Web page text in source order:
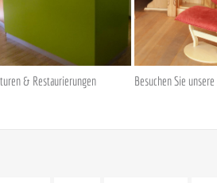
& Restaurierungen Besuchen Sie